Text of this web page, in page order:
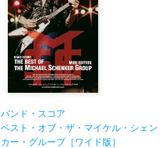
バンド・スコア
ベスト・オブ・ザ・マイケル・シェン
カー・グループ［ワイド版］